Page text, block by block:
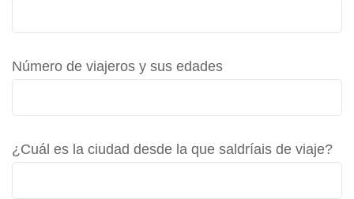
Número de viajeros y sus edades
¿Cuál es la ciudad desde la que saldríais de viaje?